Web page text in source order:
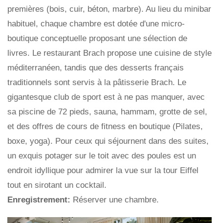
premières (bois, cuir, béton, marbre). Au lieu du minibar
habituel, chaque chambre est dotée d'une micro-
boutique conceptuelle proposant une sélection de
livres. Le restaurant Brach propose une cuisine de style
méditerranéen, tandis que des desserts français
traditionnels sont servis à la pâtisserie Brach. Le
gigantesque club de sport est à ne pas manquer, avec
sa piscine de 72 pieds, sauna, hammam, grotte de sel,
et des offres de cours de fitness en boutique (Pilates,
boxe, yoga). Pour ceux qui séjournent dans des suites,
un exquis potager sur le toit avec des poules est un
endroit idyllique pour admirer la vue sur la tour Eiffel
tout en sirotant un cocktail.
Enregistrement: Réserver une chambre.